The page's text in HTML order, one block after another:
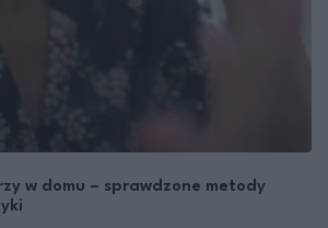
w domu – sprawdzone metody